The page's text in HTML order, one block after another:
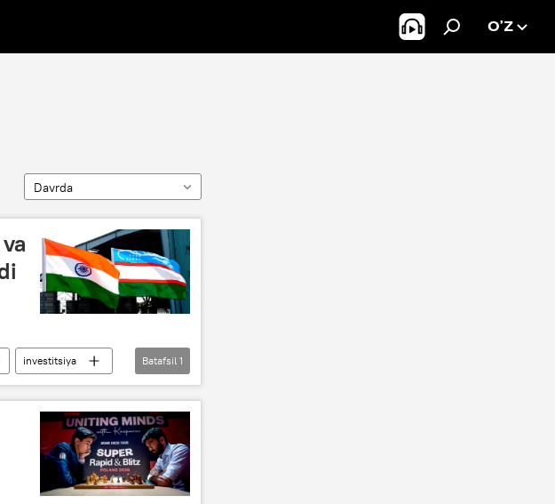
O’Z
Davrda
investitsiya
Batafsil 1